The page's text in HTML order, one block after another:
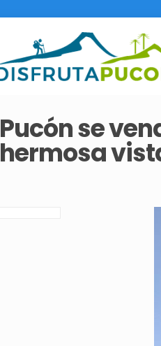
Pucón se
hermosa